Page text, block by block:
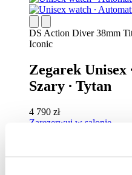
DS Action Diver 38mm
Iconic
Zegarek Unisex
Szary ∙ Tytan
4 790 zł
Zarezerwuj w salonie